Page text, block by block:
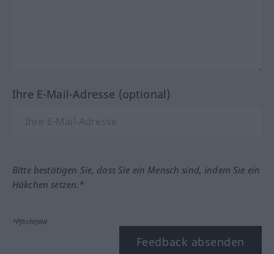
Ihre E-Mail-Adresse (optional)
Bitte bestätigen Sie, dass Sie ein Mensch sind, indem Sie ein
Häkchen setzen.*
*Pflichtfeld
Feedback absenden